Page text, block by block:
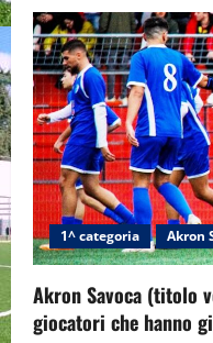
i
g
a
t
i
o
n
1^ categoria Akron
Akron Savoca (titolo
giocatori che hanno